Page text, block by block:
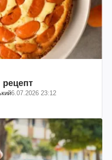
рецепт
6.07.2026 23:12